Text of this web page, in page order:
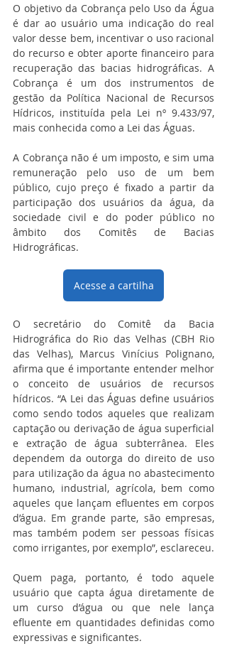
O objetivo da Cobrança pelo Uso da Água
é dar ao usuário uma indicação do real
valor desse bem, incentivar o uso racional
do recurso e obter aporte financeiro para
recuperação das bacias hidrográficas. A
Cobrança é um dos instrumentos de
gestão da Política Nacional de Recursos
Hídricos, instituída pela Lei nº 9.433/97,
mais conhecida como a Lei das Águas.
A Cobrança não é um imposto, e sim uma
remuneração pelo uso de um bem
público, cujo preço é fixado a partir da
participação dos usuários da água, da
sociedade civil e do poder público no
âmbito dos Comitês de Bacias
Hidrográficas.
Acesse a cartilha
O secretário do Comitê da Bacia
Hidrográfica do Rio das Velhas (CBH Rio
das Velhas), Marcus Vinícius Polignano,
afirma que é importante entender melhor
o conceito de usuários de recursos
hídricos. “A Lei das Águas define usuários
como sendo todos aqueles que realizam
captação ou derivação de água superficial
e extração de água subterrânea. Eles
dependem da outorga do direito de uso
para utilização da água no abastecimento
humano, industrial, agrícola, bem como
aqueles que lançam efluentes em corpos
d’água. Em grande parte, são empresas,
mas também podem ser pessoas físicas
como irrigantes, por exemplo”, esclareceu.
Quem paga, portanto, é todo aquele
usuário que capta água diretamente de
um curso d’água ou que nele lança
efluente em quantidades definidas como
expressivas e significantes.